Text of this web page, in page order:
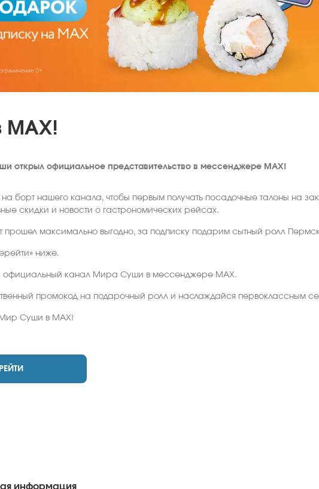
MAX!
открыл официальное представительство в мессенджере MAX!
на борт нашего канала, чтобы первым получать посадочные талоны на
скидки и новости о гастрономических рейсах.
прошел максимально выгодно, за подписку подарим сытный ролл
ниже.
официальный канал Мира Суши в мессенджере MAX.
промокод на подарочный ролл и наслаждайся первоклассным
Суши в MAX!
информация